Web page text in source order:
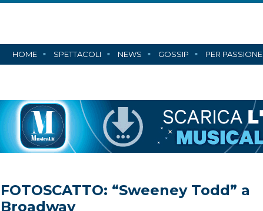
HOME SPETTACOLI NEWS GOSSIP PER PASSIONE
FOTOSCATTO: “Sweeney Todd” a
Broadway